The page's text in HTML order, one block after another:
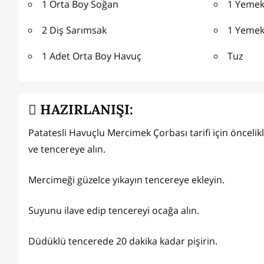
1 Orta Boy Soğan
2 Diş Sarımsak
1 Adet Orta Boy Havuç
1
1
Tuz
HAZIRLANIŞI:
Patatesli Havuçlu Mercimek Çorbası tarifi için
ve tencereye alın.
Mercimeği güzelce yıkayın tencereye ekleyin.
Suyunu ilave edip tencereyi ocağa alın.
Düdüklü tencerede 20 dakika kadar pişirin.